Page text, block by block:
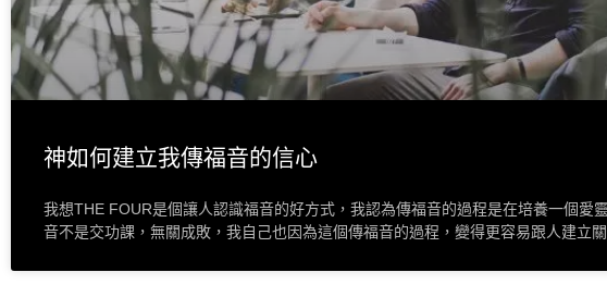
神如何建立我傳福音的信心
我想THE FOUR是個讓人認識福音的好方式，我認為傳福音的過程是在培養一個愛
音不是交功課，無關成敗，我自己也因為這個傳福音的過程，變得更容易跟人建立關